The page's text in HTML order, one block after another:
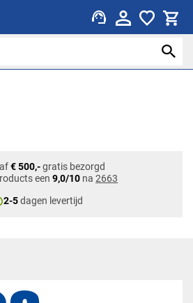
support_agent
€ 500,-gratis bezorgd
een9,0/10 na2663
2-5dagen levertijd